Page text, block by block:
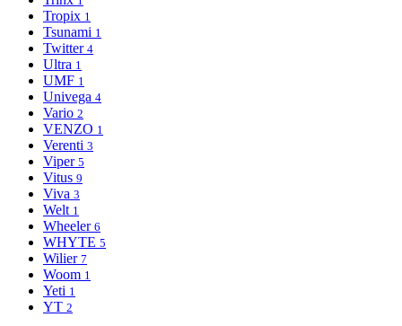
Tropix 1
Tsunami 1
Twitter 4
Ultra 1
UMF 1
Univega 4
Vario 2
VENZO 1
Verenti 3
Viper 5
Vitus 9
Viva 3
Welt 1
Wheeler 6
WHYTE 5
Wilier 7
Woom 1
Yeti 1
YT 2